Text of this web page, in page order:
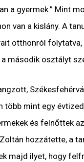
a gyermek.” Mint
van a kislány. A
otthonról
második osztályt
több mint egy
és felnőttek
hozzátette, a
majd ilyet, hogy